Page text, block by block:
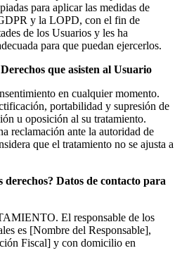
para aplicar las medidas de
y la LOPD, con el fin de
de los Usuarios y les ha
para que puedan ejercerlos.
que asisten al Usuario
en cualquier momento.
portabilidad y supresión de
u oposición al su tratamiento.
reclamación ante la autoridad de
que el tratamiento no se ajusta a
derechos? Datos de contacto para
El responsable de los
es [Nombre del Responsable],
Fiscal] y con domicilio en